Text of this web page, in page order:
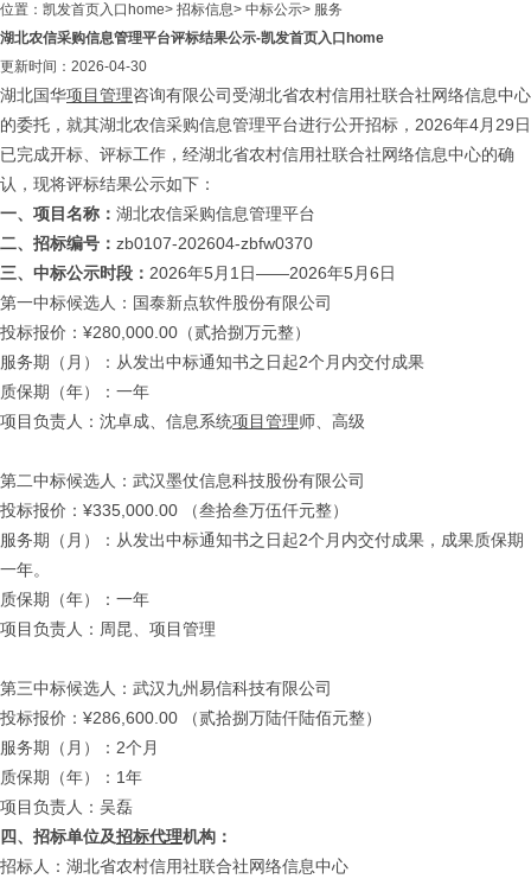
位置： 凯发首页入口home> 招标信息> 中标公示> 服务
湖北农信采购信息管理平台评标结果公示-凯发首页入口home
更新时间：2026-04-30
湖北国华项目管理咨询有限公司受湖北省农村信用社联合社网络信息中心
的委托，就其湖北农信采购信息管理平台进行公开招标，2026年4月29日
已完成开标、评标工作，经湖北省农村信用社联合社网络信息中心的确
认，现将评标结果公示如下：
一、 项目名称： 湖北农信采购信息管理平台
二、 招标编号： zb0107-202604-zbfw0370
三、 中标公示时段： 2026年5月1日——2026年5月6日
第一中标候选人：国泰新点软件股份有限公司
投标报价：¥280,000.00（贰拾捌万元整）
服务期（月）：从发出中标通知书之日起2个月内交付成果
质保期（年）：一年
项目负责人：沈卓成、信息系统项目管理师、高级
第二中标候选人：武汉墨仗信息科技股份有限公司
投标报价：¥335,000.00 （叁拾叁万伍仟元整）
服务期（月）：从发出中标通知书之日起2个月内交付成果，成果质保期
一年。
质保期（年）：一年
项目负责人：周昆、项目管理
第三中标候选人：武汉九州易信科技有限公司
投标报价：¥286,600.00 （贰拾捌万陆仟陆佰元整）
服务期（月）：2个月
质保期（年）：1年
项目负责人：吴磊
四、 招标单位及招标代理机构：
招标人：湖北省农村信用社联合社网络信息中心